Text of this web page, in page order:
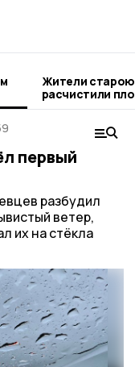
Жители
расчистили
деревьев
первый
разбудил
ветер,
их на стёкла